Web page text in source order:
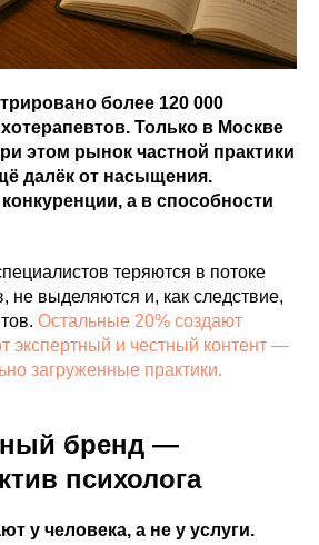
более 120 000
Только в Москве
этом рынок частной практики
далёк от насыщения.
а в способности
теряются в потоке
не выделяются и, как следствие,
Остальные 20% создают
экспертный и честный контент —
загруженные практики.
бренд —
психолога
у человека, а не у услуги.